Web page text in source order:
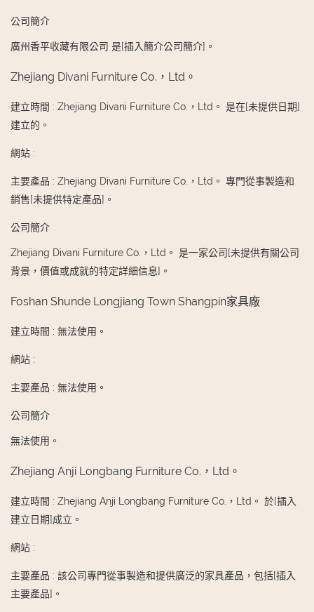
公司簡介
廣州香平收藏有限公司 是[插入簡介公司簡介]。
Zhejiang Divani Furniture Co.，Ltd。
建立時間 : Zhejiang Divani Furniture Co.，Ltd。 是在[未提供日期]
建立的。
網站 :
主要產品 : Zhejiang Divani Furniture Co.，Ltd。 專門從事製造和
銷售[未提供特定產品]。
公司簡介
Zhejiang Divani Furniture Co.，Ltd。 是一家公司[未提供有關公司
背景，價值或成就的特定詳細信息]。
Foshan Shunde Longjiang Town Shangpin家具廠
建立時間 : 無法使用。
網站 :
主要產品 : 無法使用。
公司簡介
無法使用。
Zhejiang Anji Longbang Furniture Co.，Ltd。
建立時間 : Zhejiang Anji Longbang Furniture Co.，Ltd。 於[插入
建立日期]成立。
網站 :
主要產品 : 該公司專門從事製造和提供廣泛的家具產品，包括[插入
主要產品]。